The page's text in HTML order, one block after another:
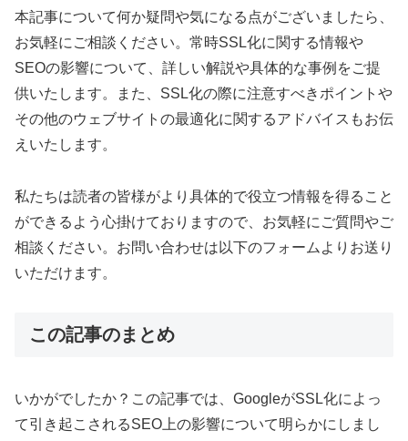
本記事について何か疑問や気になる点がございましたら、
お気軽にご相談ください。常時SSL化に関する情報や
SEOの影響について、詳しい解説や具体的な事例をご提
供いたします。また、SSL化の際に注意すべきポイントや
その他のウェブサイトの最適化に関するアドバイスもお伝
えいたします。
私たちは読者の皆様がより具体的で役立つ情報を得ること
ができるよう心掛けておりますので、お気軽にご質問やご
相談ください。お問い合わせは以下のフォームよりお送り
いただけます。
この記事のまとめ
いかがでしたか？この記事では、GoogleがSSL化によっ
て引き起こされるSEO上の影響について明らかにしまし